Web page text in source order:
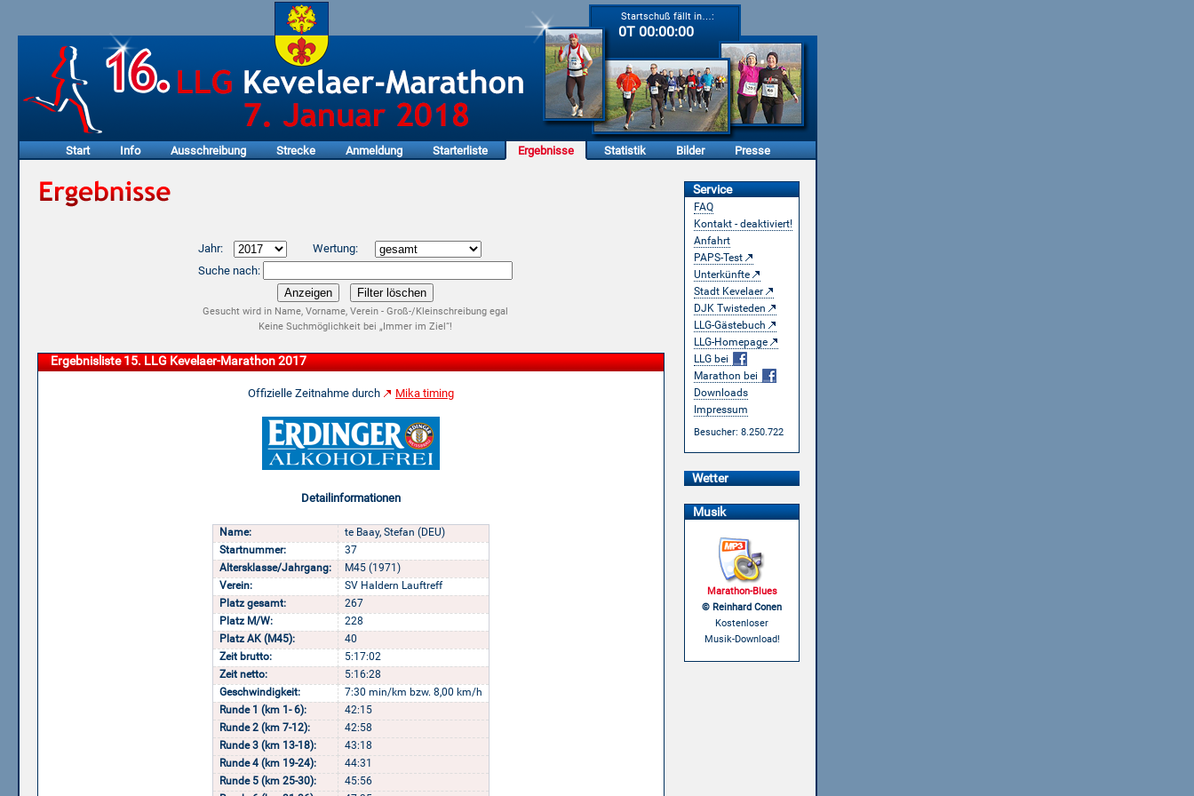
Startschuß fällt in…:
0T 00:00:00
Start Info Ausschreibung Strecke Anmeldung Starterliste Ergebnisse Statistik Bilder Presse
Service
FAQ
Kontakt - deaktiviert!
Anfahrt
PAPS-Test
Unterkünfte
Stadt Kevelaer
DJK Twisteden
LLG-Gästebuch
LLG-Homepage
LLG bei
Marathon bei
Downloads
Impressum
Besucher: 8.250.722
Wetter
Musik
Marathon-Blues
© Reinhard Conen
Kostenloser
Musik-Download!
Jahr:
Wertung:
Suche nach:
Gesucht wird in Name, Vorname, Verein - Groß-/Kleinschreibung egal
Keine Suchmöglichkeit bei „Immer im Ziel“!
Ergebnisliste 15. LLG Kevelaer-Marathon 2017
Offizielle Zeitnahme durch Mika timing
Detailinformationen
Name:
te Baay, Stefan (DEU)
Startnummer:
37
Altersklasse/Jahrgang:
M45 (1971)
Verein:
SV Haldern Lauftreff
Platz gesamt:
267
Platz M/W:
228
Platz AK (M45):
40
Zeit brutto:
5:17:02
Zeit netto:
5:16:28
Geschwindigkeit:
7:30 min/km bzw. 8,00 km/h
Runde 1 (km 1- 6):
42:15
Runde 2 (km 7-12):
42:58
Runde 3 (km 13-18):
43:18
Runde 4 (km 19-24):
44:31
Runde 5 (km 25-30):
45:56